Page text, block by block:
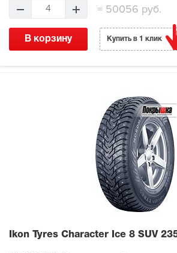
4 = 50056 руб.
В корзину Купить в 1 клик
Ikon Tyres Character Ice 8 SUV